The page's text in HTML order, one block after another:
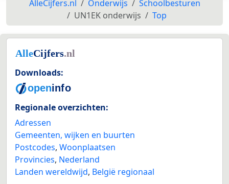
AlleCijfers.nl Onderwijs
Schoolbesturen
UN1EK onderwijs
Top
Downloads:
Regionale overzichten:
Adressen
Gemeenten, wijken en buurten
Postcodes, Woonplaatsen
Provincies, Nederland
Landen wereldwijd, België regionaal